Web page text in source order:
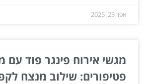
אפר 23, 2025
מגשי אירוח פינגר פוד עם
פטיפורים: שילוב מנצח